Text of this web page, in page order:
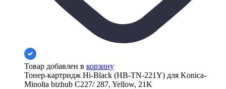
Товар добавлен в корзину
Тонер-картридж Hi-Black (HB-TN-221Y) для Konica-
Minolta bizhub C227/ 287, Yellow, 21K